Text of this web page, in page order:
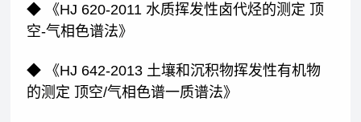
◆ 《HJ 620-2011 水质挥发性卤代烃的测定 顶
空-气相色谱法》
◆ 《HJ 642-2013 土壤和沉积物挥发性有机物
的测定 顶空/气相色谱一质谱法》